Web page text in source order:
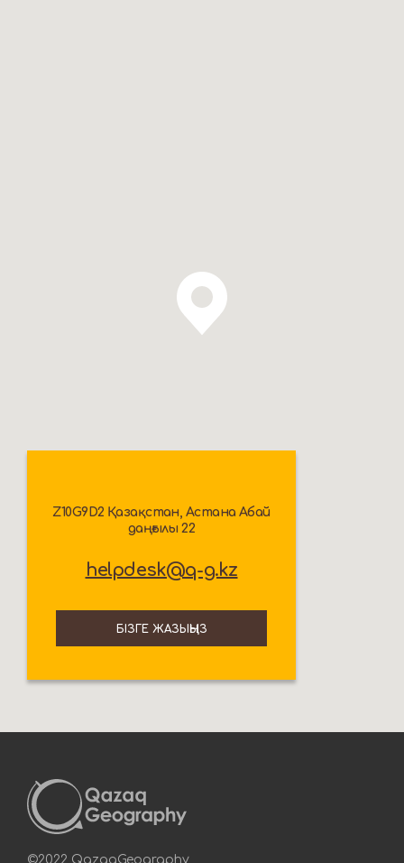
Z10G9D2 Қазақстан, Астана Абай
даңғылы 22
helpdesk@q-g.kz
БІЗГЕ ЖАЗЫҢЫЗ
©2022 QazaqGeography